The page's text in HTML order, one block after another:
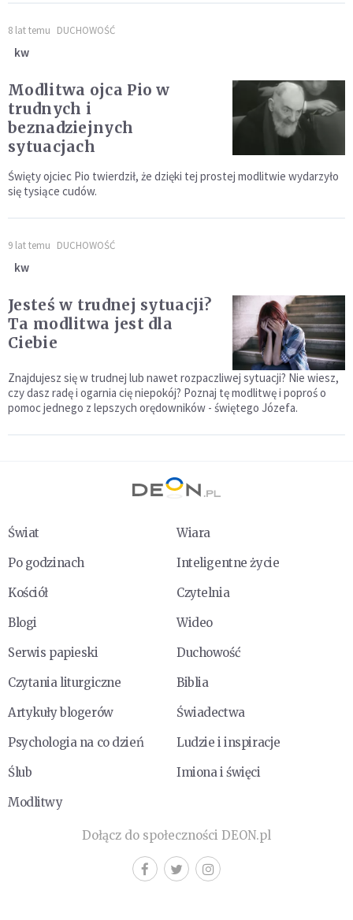
8 lat temu DUCHOWOŚĆ
kw
Modlitwa ojca Pio w
trudnych i
beznadziejnych
sytuacjach
Święty ojciec Pio twierdził, że dzięki tej prostej modlitwie wydarzyło
się tysiące cudów.
9 lat temu DUCHOWOŚĆ
kw
Jesteś w trudnej sytuacji?
Ta modlitwa jest dla
Ciebie
Znajdujesz się w trudnej lub nawet rozpaczliwej sytuacji? Nie wiesz,
czy dasz radę i ogarnia cię niepokój? Poznaj tę modlitwę i poproś o
pomoc jednego z lepszych orędowników - świętego Józefa.
Świat
Wiara
Po godzinach
Inteligentne życie
Kościół
Czytelnia
Blogi
Wideo
Serwis papieski
Duchowość
Czytania liturgiczne
Biblia
Artykuły blogerów
Świadectwa
Psychologia na co dzień
Ludzie i inspiracje
Ślub
Imiona i święci
Modlitwy
Dołącz do społeczności DEON.pl